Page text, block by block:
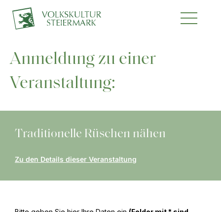
Anmeldung zu einer
Veranstaltung:
Traditionelle Rüschen nähen
Zu den Details dieser Veranstaltung